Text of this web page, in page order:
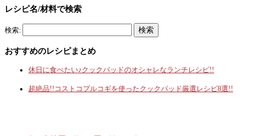
レシピ名/材料で検索
検索:
おすすめのレシピまとめ
休日に食べたい♪クックパッドのオシャレなランチレシピ!!
超絶品!!コストコプルコギを使ったクックパッド厳選レシピ8選!!